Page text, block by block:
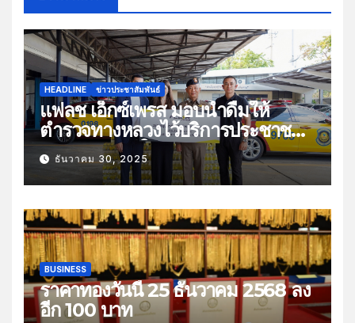
HEADLINE ข่าวประชาสัมพันธ์
แฟลช เอ็กซ์เพรส มอบน้ำดื่มให้
ตำรวจทางหลวงไว้บริการประชาชน
ช่วงเทศกาลปีใหม่
ธันวาคม 30, 2025
BUSINESS
ราคาทองวันนี้ 25 ธันวาคม 2568 ลง
อีก 100 บาท